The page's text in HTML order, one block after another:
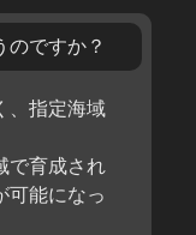
のですか？
、指定海域
で育成され
可能になっ